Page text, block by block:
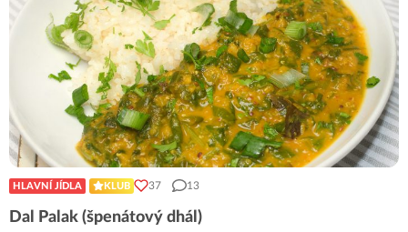
HLAVNÍ JÍDLA KLUB 37 13
Dal Palak (špenátový dhál)